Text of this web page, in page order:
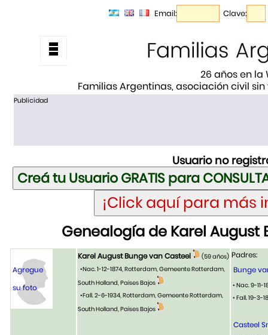
Email: Clave:
26 años en la
Familias Argentinas, asociación civil
Publicidad
Usuario no
Genealogía de Karel August
Agregue
su foto
Karel August Bunge van Casteel
(59 años)
•Nac. 1-12-1874, Rotterdam, Gemeente Rotterdam,
South Holland, Paises Bajos
•Fall. 2-6-1934, Rotterdam, Gemeente Rotterdam,
South Holland, Paises Bajos
Padres:
Bunge
• Nac. 9-
• Fall. 19-3-
Casteel